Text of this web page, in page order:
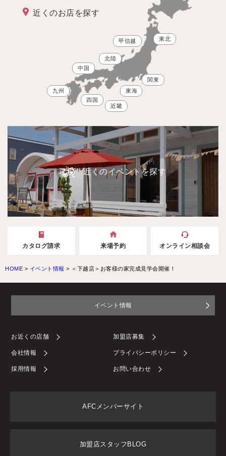
近くのお店を探す
東北
甲信越
北陸
関東
東海
近畿
中国
四国
九州
近くのイベントを探す
カタログ請求 来場予約 オンライン相談会
HOME > イベント情報 > ＜下越店＞お客様の家完成見学会開催！
イベント情報
お近くの店舗 加盟店募集
会社情報 プライバシーポリシー
採用情報 お問い合わせ
AFCメンバーサイト
加盟店スタッフBLOG